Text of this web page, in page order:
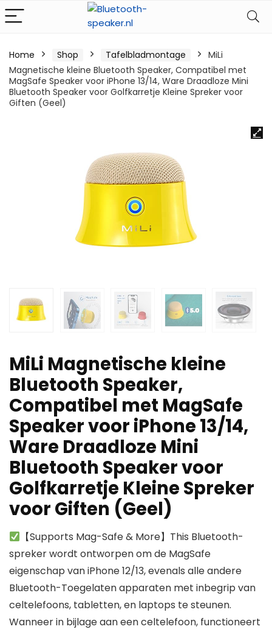
Home Shop Tafelbladmontage
MiLi
Magnetische kleine Bluetooth Speaker, Compatibel met
MagSafe Speaker voor iPhone 13/14, Ware Draadloze Mini
Bluetooth Speaker voor Golfkarretje Kleine Spreker voor
Giften (Geel)
MiLi Magnetische kleine
Bluetooth Speaker,
Compatibel met MagSafe
Speaker voor iPhone 13/14,
Ware Draadloze Mini
Bluetooth Speaker voor
Golfkarretje Kleine Spreker
voor Giften (Geel)
【Supports Mag-Safe & More】This Bluetooth-
spreker wordt ontworpen om de MagSafe
eigenschap van iPhone 12/13, evenals alle andere
Bluetooth-Toegelaten apparaten met inbegrip van
celtelefoons, tabletten, en laptops te steunen.
Wanneer in bijlage aan een celtelefoon, functioneert